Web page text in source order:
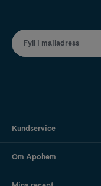
Fyll i mailadress
Kundservice
Om Apohem